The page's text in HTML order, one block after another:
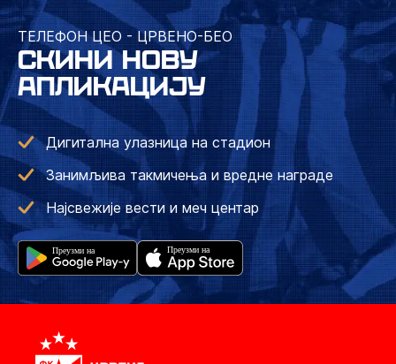
ТЕЛЕФОН ЦЕО - ЦРВЕНО-БЕО
СКИНИ НОВУ
АПЛИКАЦИЈУ
Дигитална улазница на стадион
Занимљива такмичења и вредне награде
Најсвежије вести и меч центар